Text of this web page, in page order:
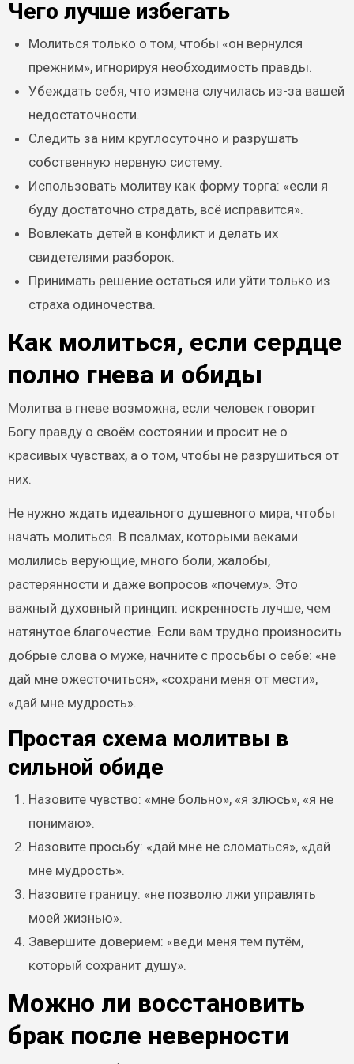
Чего лучше избегать
Молиться только о том, чтобы «он вернулся
прежним», игнорируя необходимость правды.
Убеждать себя, что измена случилась из-за вашей
недостаточности.
Следить за ним круглосуточно и разрушать
собственную нервную систему.
Использовать молитву как форму торга: «если я
буду достаточно страдать, всё исправится».
Вовлекать детей в конфликт и делать их
свидетелями разборок.
Принимать решение остаться или уйти только из
страха одиночества.
Как молиться, если сердце
полно гнева и обиды
Молитва в гневе возможна, если человек говорит
Богу правду о своём состоянии и просит не о
красивых чувствах, а о том, чтобы не разрушиться от
них.
Не нужно ждать идеального душевного мира, чтобы
начать молиться. В псалмах, которыми веками
молились верующие, много боли, жалобы,
растерянности и даже вопросов «почему». Это
важный духовный принцип: искренность лучше, чем
натянутое благочестие. Если вам трудно произносить
добрые слова о муже, начните с просьбы о себе: «не
дай мне ожесточиться», «сохрани меня от мести»,
«дай мне мудрость».
Простая схема молитвы в
сильной обиде
Назовите чувство: «мне больно», «я злюсь», «я не
понимаю».
Назовите просьбу: «дай мне не сломаться», «дай
мне мудрость».
Назовите границу: «не позволю лжи управлять
моей жизнью».
Завершите доверием: «веди меня тем путём,
который сохранит душу».
Можно ли восстановить
брак после неверности